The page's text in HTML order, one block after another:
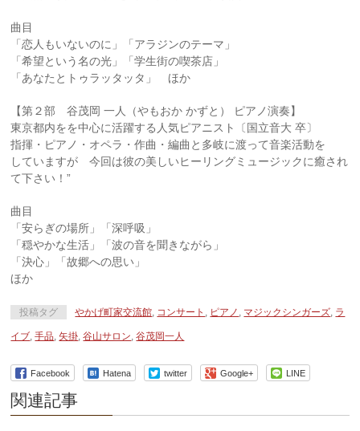
曲目
「恋人もいないのに」「アラジンのテーマ」
「希望という名の光」「学生街の喫茶店」
「あなたとトゥラッタッタ」 ほか
【第２部 谷茂岡 一人（やもおか かずと） ピアノ演奏】
東京都内をを中心に活躍する人気ピアニスト〔国立音大 卒〕
指揮・ピアノ・オペラ・作曲・編曲と多岐に渡って音楽活動を
していますが 今回は彼の美しいヒーリングミュージックに癒され
て下さい！”
曲目
「安らぎの場所」「深呼吸」
「穏やかな生活」「波の音を聞きながら」
「決心」「故郷への思い」
ほか
投稿タグ やかげ町家交流館, コンサート , ピアノ , マジックシンガーズ, ラ
イブ,手品,矢掛,谷山サロン,谷茂岡一人
Facebook Hatena twitter Google+ LINE
関連記事